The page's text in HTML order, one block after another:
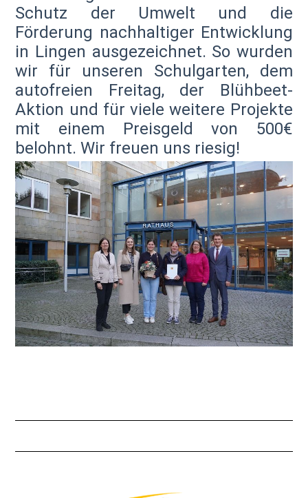
Schutz der Umwelt und die
Förderung nachhaltiger Entwicklung
in Lingen ausgezeichnet. So wurden
wir für unseren Schulgarten, dem
autofreien Freitag, der Blühbeet-
Aktion und für viele weitere Projekte
mit einem Preisgeld von 500€
belohnt. Wir freuen uns riesig!